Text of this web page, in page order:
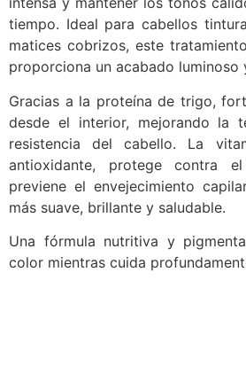
tiempo. Ideal para cabellos
matices cobrizos, este
proporciona un acabado luminoso
Gracias a la proteína de trigo,
desde el interior, mejorando la
resistencia del cabello. La
antioxidante, protege contra
previene el envejecimiento
más suave, brillante y saludable.
Una fórmula nutritiva y
color mientras cuida